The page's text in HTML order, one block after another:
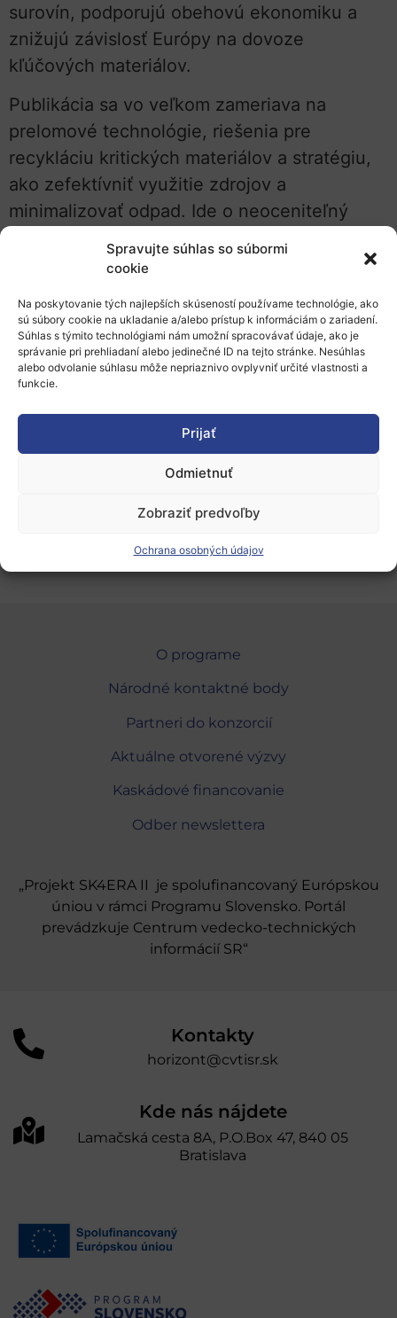
Spravujte súhlas so súbormi
cookie
Na poskytovanie tých najlepších skúseností používame technológie, ako
sú súbory cookie na ukladanie a/alebo prístup k informáciám o zariadení.
Súhlas s týmito technológiami nám umožní spracovávať údaje, ako je
správanie pri prehliadaní alebo jedinečné ID na tejto stránke. Nesúhlas
alebo odvolanie súhlasu môže nepriaznivo ovplyvniť určité vlastnosti a
funkcie.
Prijať
Odmietnuť
Zobraziť predvoľby
Ochrana osobných údajov
surovín, podporujú obehovú ekonomiku a
znižujú závislosť Európy na dovoze
kľúčových materiálov.
Publikácia sa vo veľkom zameriava na
prelomové technológie, riešenia pre
recykláciu kritických materiálov a stratégiu,
ako zefektívniť využitie zdrojov a
minimalizovať odpad. Ide o neoceniteľný
zdroj informácií pre výskumníkov, podniky a
politikov, ktorí chcú prispieť k ekologickejšej
Kompletný dokument nájdete napríslušnom
webe.
rámci Klastra 4 (Digitalizácia, priemysel a
vesmír), sa neváhajte obrátiť naNárodné
, 9.12.2024, mak
O programe
Národné kontaktné body
Partneri do konzorcií
Aktuálne otvorené výzvy
Kaskádové financovanie
Odber newslettera
„Projekt SK4ERA II je spolufinancovaný Európskou
úniou v rámci Programu Slovensko. Portál
prevádzkuje Centrum vedecko-technických
informácií SR“
Kontakty
horizont@cvtisr.sk
Kde nás nájdete
Lamačská cesta 8A, P.O.Box 47, 840 05
Bratislava